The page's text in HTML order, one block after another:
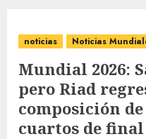
noticias Noticias
Mundial 2026:
pero Riad
composición
cuartos de